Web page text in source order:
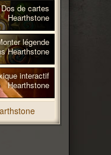
Dos de cartes
Hearthstone
légende
Hearthstone
interactif
Hearthstone